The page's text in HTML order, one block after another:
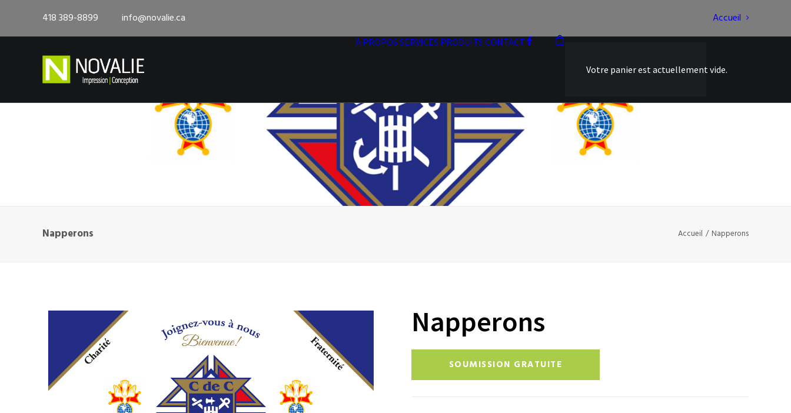
418 389-8899 info@novalie.ca Accueil
À PROPOS SERVICES PRODUITS CONTACT
Votre panier est actuellement vide.
Napperons Accueil Napperons
Napperons
SOUMISSION GRATUITE